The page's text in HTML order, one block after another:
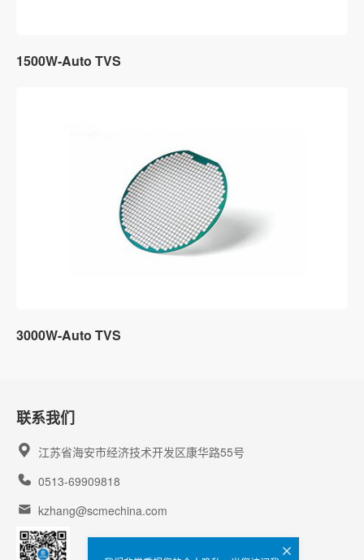
1500W-Auto TVS
3000W-Auto TVS
联系我们
江苏省海安市经济技术开发区康华路55号
0513-69909818
kzhang@scmechina.com